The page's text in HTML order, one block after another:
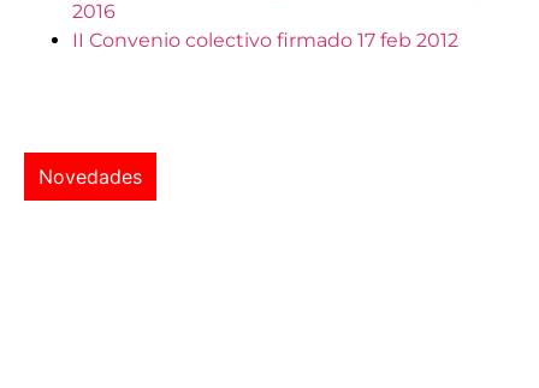
2016
II Convenio colectivo firmado 17 feb 2012
Novedades